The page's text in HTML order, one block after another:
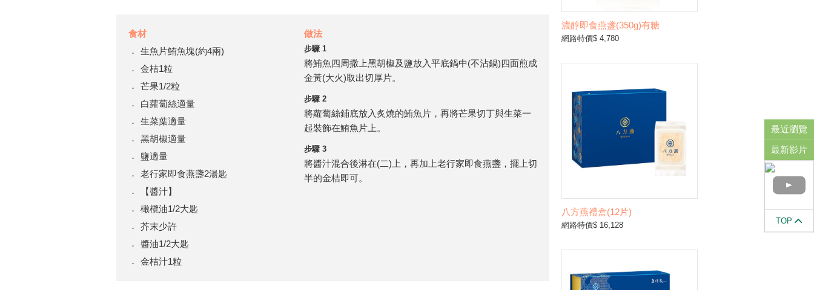
食材
生魚片鮪魚塊(約4兩)
金桔1粒
芒果1/2粒
白蘿蔔絲適量
生菜葉適量
黑胡椒適量
鹽適量
老行家即食燕盞2湯匙
【醬汁】
橄欖油1/2大匙
芥末少許
醬油1/2大匙
金桔汁1粒
做法
步驟 1
將鮪魚四周撒上黑胡椒及鹽放入平底鍋中(不沾鍋)四面煎成
金黃(大火)取出切厚片。
步驟 2
將蘿蔔絲鋪底放入炙燒的鮪魚片，再將芒果切丁與生菜一
起裝飾在鮪魚片上。
步驟 3
將醬汁混合後淋在(二)上，再加上老行家即食燕盞，擺上切
半的金桔即可。
濃醇即食燕盞(350g)有糖
網路特價$ 4,780
八方燕禮盒(12片)
網路特價$ 16,128
最近瀏覽
最新影片
TOP